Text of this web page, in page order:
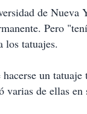
de
Pero
los tatuajes.
un
varias de ellas en